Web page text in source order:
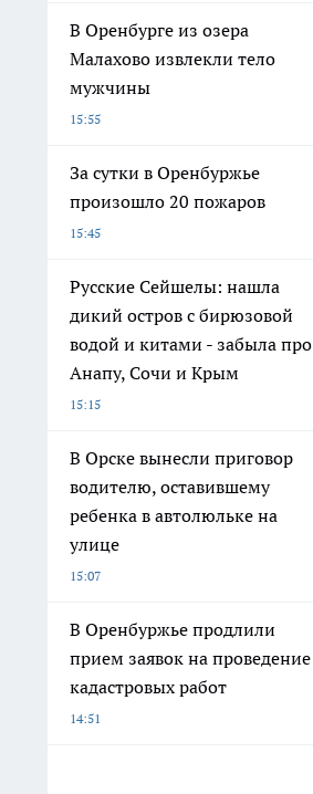
В Оренбурге из озера
Малахово извлекли тело
мужчины
15:55
За сутки в Оренбуржье
произошло 20 пожаров
15:45
Русские Сейшелы: нашла
дикий остров с бирюзовой
водой и китами - забыла про
Анапу, Сочи и Крым
15:15
В Орске вынесли приговор
водителю, оставившему
ребенка в автолюльке на
улице
15:07
В Оренбуржье продлили
прием заявок на проведение
кадастровых работ
14:51